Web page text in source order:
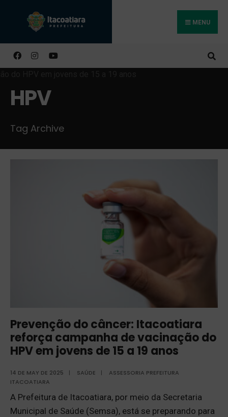
MENU
HPV
Tag Archive
Prevenção do câncer: Itacoatiara
reforça campanha de vacinação do
HPV em jovens de 15 a 19 anos
14 DE MAY DE 2025 | SAÚDE |
ASSESSORIA PREFEITURA
ITACOATIARA
A Prefeitura de Itacoatiara, por meio da Secretaria
Municipal de Saúde (Semsa), está se preparando para
Buscar